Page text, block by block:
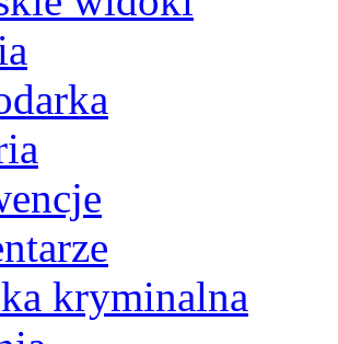
kryminalna